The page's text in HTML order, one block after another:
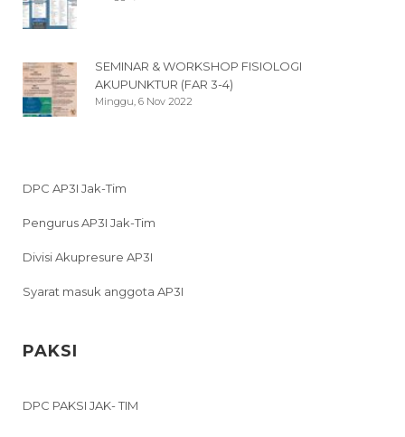
SEMINAR & WORKSHOP FISIOLOGI
AKUPUNKTUR (FAR 3-4)
Minggu, 6 Nov 2022
DPC AP3I Jak-Tim
Pengurus AP3I Jak-Tim
Divisi Akupresure AP3I
Syarat masuk anggota AP3I
PAKSI
DPC PAKSI JAK- TIM